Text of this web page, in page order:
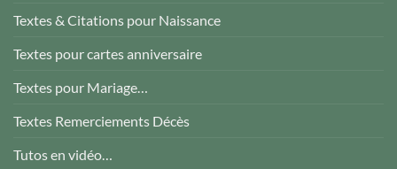
Textes & Citations pour Naissance
Textes pour cartes anniversaire
Textes pour Mariage…
Textes Remerciements Décès
Tutos en vidéo…